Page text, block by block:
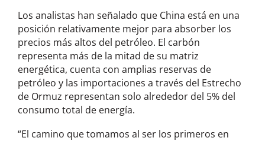
Los analistas han señalado que China está en una
posición relativamente mejor para absorber los
precios más altos del petróleo. El carbón
representa más de la mitad de su matriz
energética, cuenta con amplias reservas de
petróleo y las importaciones a través del Estrecho
de Ormuz representan solo alrededor del 5% del
consumo total de energía.
“El camino que tomamos al ser los primeros en